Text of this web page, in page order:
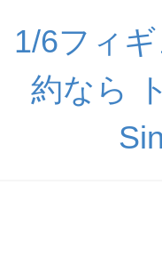
1/6フィ
約なら